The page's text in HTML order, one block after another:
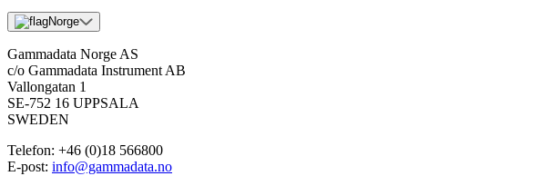
Norge
Gammadata Norge AS
c/o Gammadata Instrument AB
Vallongatan 1
SE-752 16 UPPSALA
SWEDEN
Telefon: +46 (0)18 566800
E-post: info@gammadata.no